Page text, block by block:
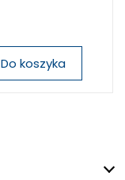
Do koszyka